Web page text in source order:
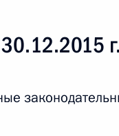
30.12.2015